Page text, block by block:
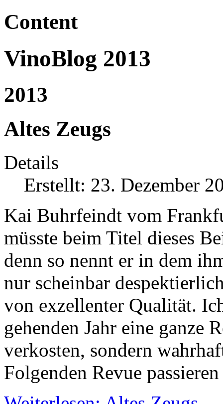
Content
VinoBlog 2013
2013
Altes Zeugs
Details
Erstellt: 23. Dezember
Kai Buhrfeindt vom
müsste beim Titel dieses
denn so nennt er in dem
nur scheinbar
von exzellenter Qualität.
gehenden Jahr eine ganze
verkosten, sondern
Folgenden Revue passieren